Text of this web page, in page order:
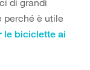
di grandi
perché è utile
le biciclette ai